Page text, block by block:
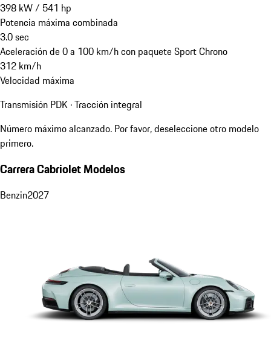
398 kW/ 541 hp
Potencia máxima combinada
3.0sec
Aceleración de 0 a 100 km/h con paquete Sport Chrono
312 km/h
Velocidad máxima
Transmisión PDK · Tracción integral
Número máximo alcanzado. Por favor, deseleccione otro modelo
primero.
Carrera Cabriolet Modelos
Benzin2027